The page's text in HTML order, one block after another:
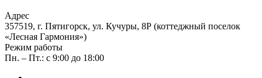
Адрес
357519, г. Пятигорск, ул. Кучуры, 8Р (коттеджный поселок
«Лесная Гармония»)
Режим работы
Пн. – Пт.: с 9:00 до 18:00